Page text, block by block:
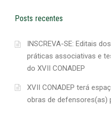
Posts recentes
INSCREVA-SE: Editais
práticas associativas e
do XVII CONADEP
XVII CONADEP terá
obras de defensores(as)